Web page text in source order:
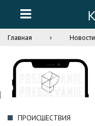
Главная Новости
ПРОИСШЕСТВИЯ